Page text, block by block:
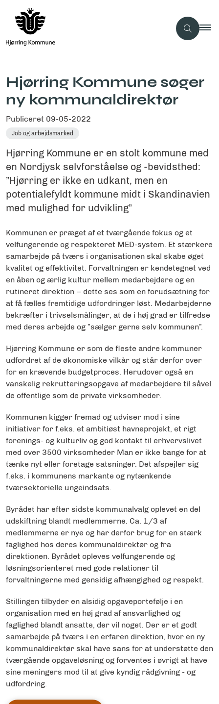
Hjørring Kommune søger
ny kommunaldirektør
Publiceret 09-05-2022
Job og arbejdsmarked
Hjørring Kommune er en stolt kommune med
en Nordjysk selvforståelse og -bevidsthed:
”Hjørring er ikke en udkant, men en
potentialefyldt kommune midt i Skandinavien
med mulighed for udvikling”
Kommunen er præget af et tværgående fokus og et
velfungerende og respekteret MED-system. Et stærkere
samarbejde på tværs i organisationen skal skabe øget
kvalitet og effektivitet. Forvaltningen er kendetegnet ved
en åben og ærlig kultur mellem medarbejdere og en
rutineret direktion – dette ses som en forudsætning for
at få fælles fremtidige udfordringer løst. Medarbejderne
bekræfter i trivselsmålinger, at de i høj grad er tilfredse
med deres arbejde og ”sælger gerne selv kommunen”.
Hjørring Kommune er som de fleste andre kommuner
udfordret af de økonomiske vilkår og står derfor over
for en krævende budgetproces. Herudover også en
vanskelig rekrutteringsopgave af medarbejdere til såvel
de offentlige som de private virksomheder.
Kommunen kigger fremad og udviser mod i sine
initiativer for f.eks. et ambitiøst havneprojekt, et rigt
forenings- og kulturliv og god kontakt til erhvervslivet
med over 3500 virksomheder Man er ikke bange for at
tænke nyt eller foretage satsninger. Det afspejler sig
f.eks. i kommunens markante og nytænkende
tværsektorielle ungeindsats.
Byrådet har efter sidste kommunalvalg oplevet en del
udskiftning blandt medlemmerne. Ca. 1/3 af
medlemmerne er nye og har derfor brug for en stærk
faglighed hos deres kommunaldirektør og fra
direktionen. Byrådet opleves velfungerende og
løsningsorienteret med gode relationer til
forvaltningerne med gensidig afhængighed og respekt.
Stillingen tilbyder en alsidig opgaveportefølje i en
organisation med en høj grad af ansvarlighed og
faglighed blandt ansatte, der vil noget. Der er et godt
samarbejde på tværs i en erfaren direktion, hvor en ny
kommunaldirektør skal have sans for at understøtte den
tværgående opgaveløsning og forventes i øvrigt at have
sine meningers mod til at give kyndig rådgivning - og
udfordring.